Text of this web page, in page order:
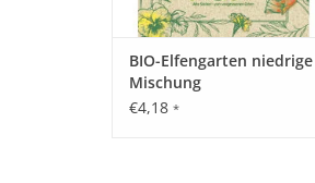
BIO-Elfengarten niedrige
Mischung
€4,18 *